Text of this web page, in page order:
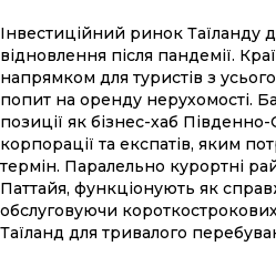
Інвестиційний ринок Таїланду
відновлення після пандемії.
напрямком для туристів з
попит на оренду нерухомості.
позиції як бізнес-хаб
корпорації та експатів, яким
термін. Паралельно курортні
Паттайя, функціонують як
обслуговуючи короткострокових
Таїланд для тривалого